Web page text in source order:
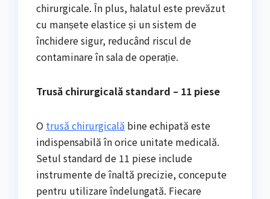
chirurgicale. În plus, halatul este prevăzut
cu manșete elastice și un sistem de
închidere sigur, reducând riscul de
contaminare în sala de operație.
Trusă chirurgicală standard – 11 piese
O trusă chirurgicală bine echipată este
indispensabilă în orice unitate medicală.
Setul standard de 11 piese include
instrumente de înaltă precizie, concepute
pentru utilizare îndelungată. Fiecare